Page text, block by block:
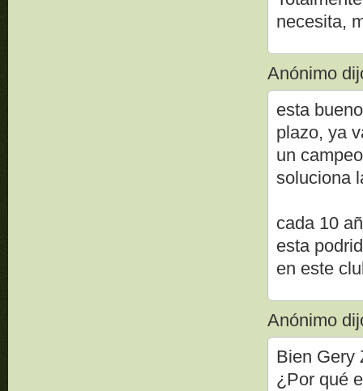
necesita,
Anónimo
esta
plazo, ya
un
soluciona
cada 10
esta
en este
Anónimo
Bien Gery
¿Por qué